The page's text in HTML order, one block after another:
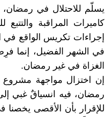
يسلّم للاحتلال في
كاميرات المراقبة والتتبع
إجراءات تكريس الواقع في
في الشهر الفضيل، إنما
الغزاة في غير رمضان.
إن اختزال مواجهة
رمضان، فيه انسياقٌ غبي
للإقرار بأن الأقصى